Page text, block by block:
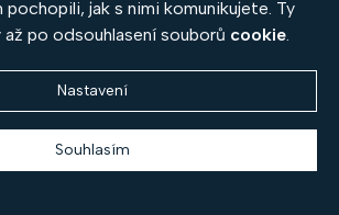
jak s nimi komunikujete. Ty
po odsouhlasení souborů cookie.
Nastavení
Souhlasím
í
p
r
v
k
y
v
í
DIAMANT, spol. s r.o.
výrobce prémiových šperků